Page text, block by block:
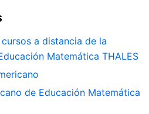
a distancia de la
Matemática THALES
de Educación Matemática